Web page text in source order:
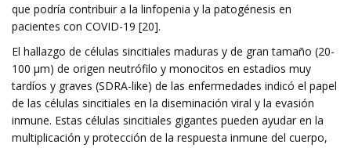
que podría contribuir a la linfopenia y la patogénesis en
pacientes con COVID-19 [20].
El hallazgo de células sincitiales maduras y de gran tamaño (20-
100 μm) de origen neutrófilo y monocitos en estadios muy
tardíos y graves (SDRA-like) de las enfermedades indicó el papel
de las células sincitiales en la diseminación viral y la evasión
inmune. Estas células sincitiales gigantes pueden ayudar en la
multiplicación y protección de la respuesta inmune del cuerpo,